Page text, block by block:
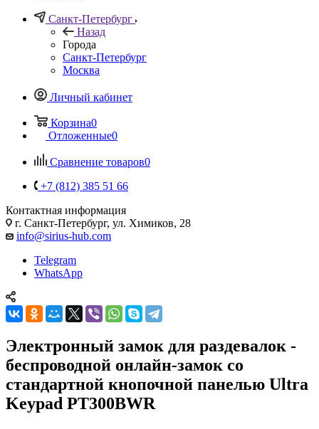
Санкт-Петербург
Назад
Города
Санкт-Петербург
Москва
Личный кабинет
Корзина0
Отложенные0
Сравнение товаров0
+7 (812) 385 51 66
Контактная информация
г. Санкт-Петербург, ул. Химиков, 28
info@sirius-hub.com
Telegram
WhatsApp
Электронный замок для раздевалок -
беспроводной онлайн-замок со
стандартной кнопочной панелью Ultra
Keypad PT300BWR